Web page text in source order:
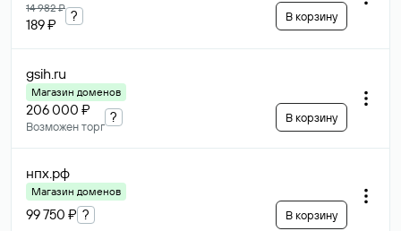
14 982 ₽
189 ₽
? В корзину
gsih.ru
Магазин доменов
206 000 ₽
Возможен торг
? В корзину
нпх.рф
Магазин доменов
99 750 ₽ ? В корзину